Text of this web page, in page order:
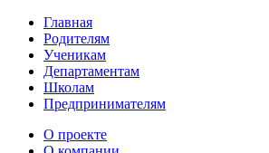
Главная
Родителям
Ученикам
Департаментам
Школам
Предпринимателям
О проекте